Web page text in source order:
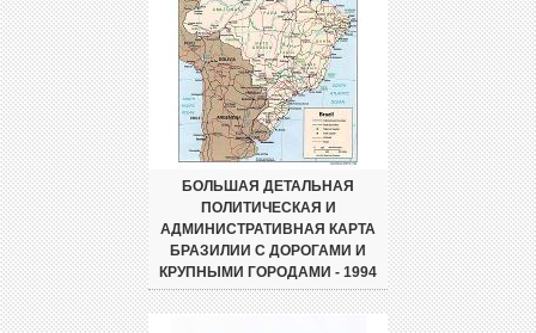
БОЛЬШАЯ ДЕТАЛЬНАЯ
ПОЛИТИЧЕСКАЯ И
АДМИНИСТРАТИВНАЯ КАРТА
БРАЗИЛИИ С ДОРОГАМИ И
КРУПНЫМИ ГОРОДАМИ - 1994